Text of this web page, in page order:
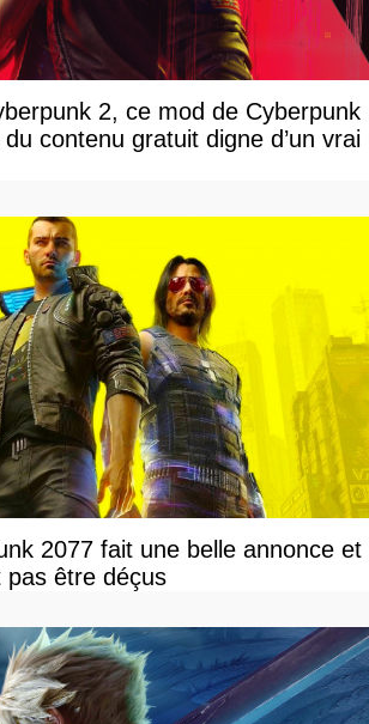
2, ce mod de Cyberpunk
contenu gratuit digne d’un vrai
2077 fait une belle annonce et
pas être déçus